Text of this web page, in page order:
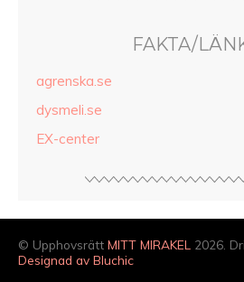
FAKTA/
agrenska.se
dysmeli.se
EX-center
© Upphovsrätt MITT MIRAKEL 2026.
Designad av Bluchic